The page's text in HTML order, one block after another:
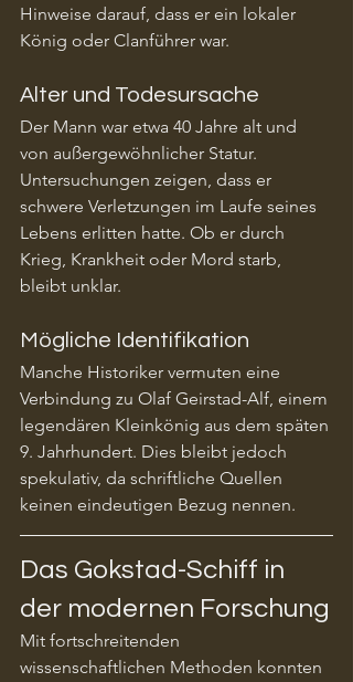
Hinweise darauf, dass er ein lokaler
König oder Clanführer war.
Alter und Todesursache
Der Mann war etwa 40 Jahre alt und
von außergewöhnlicher Statur.
Untersuchungen zeigen, dass er
schwere Verletzungen im Laufe seines
Lebens erlitten hatte. Ob er durch
Krieg, Krankheit oder Mord starb,
bleibt unklar.
Mögliche Identifikation
Manche Historiker vermuten eine
Verbindung zu Olaf Geirstad-Alf, einem
legendären Kleinkönig aus dem späten
9. Jahrhundert. Dies bleibt jedoch
spekulativ, da schriftliche Quellen
keinen eindeutigen Bezug nennen.
Das Gokstad-Schiff in
der modernen Forschung
Mit fortschreitenden
wissenschaftlichen Methoden konnten